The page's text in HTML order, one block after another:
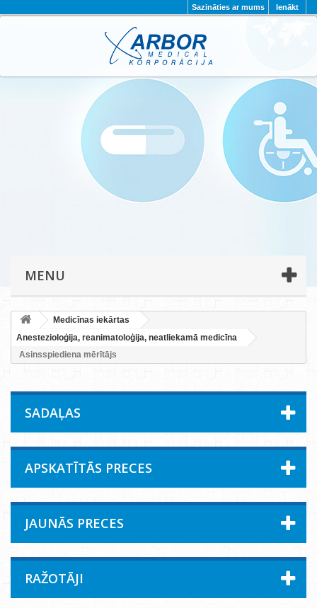
Ienākt
Sazināties ar mums
PAR MUMS PROJEKTI
KONTAKTI
PRIVĀTUMA POLITIKA
MENU
Medicīnas iekārtas
Anestezioloģija, reanimatoloģija, neatliekamā medicīna
Asinsspiediena mērītājs
SADAĻAS
APSKATĪTĀS PRECES
JAUNĀS PRECES
RAŽOTĀJI